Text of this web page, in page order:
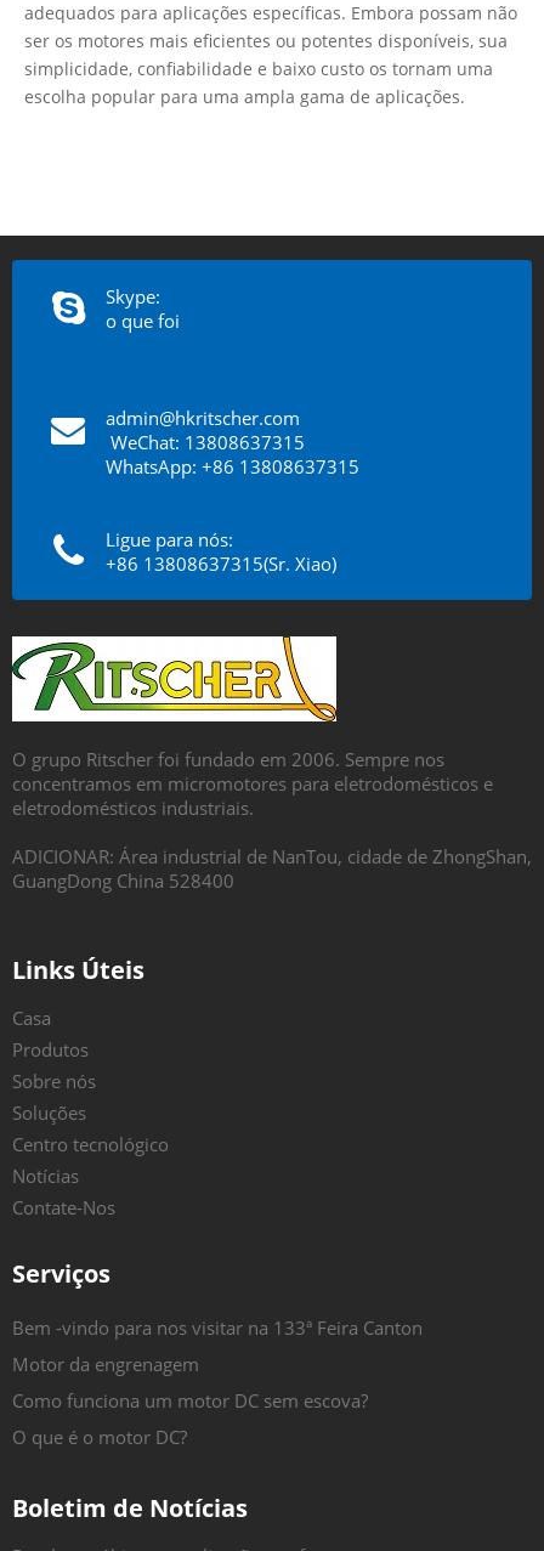
adequados para aplicações específicas. Embora possam não
ser os motores mais eficientes ou potentes disponíveis, sua
simplicidade, confiabilidade e baixo custo os tornam uma
escolha popular para uma ampla gama de aplicações.
Skype:
o que foi
admin@hkritscher.com
WeChat: 13808637315
WhatsApp: +86 13808637315
Ligue para nós:
+86 13808637315(Sr. Xiao)
O grupo Ritscher foi fundado em 2006. Sempre nos
concentramos em micromotores para eletrodomésticos e
eletrodomésticos industriais.
ADICIONAR: Área industrial de NanTou, cidade de ZhongShan,
GuangDong China 528400
Links Úteis
Casa
Produtos
Sobre nós
Soluções
Centro tecnológico
Notícias
Contate-Nos
Serviços
Bem -vindo para nos visitar na 133ª Feira Canton
Motor da engrenagem
Como funciona um motor DC sem escova?
O que é o motor DC?
Boletim de Notícias